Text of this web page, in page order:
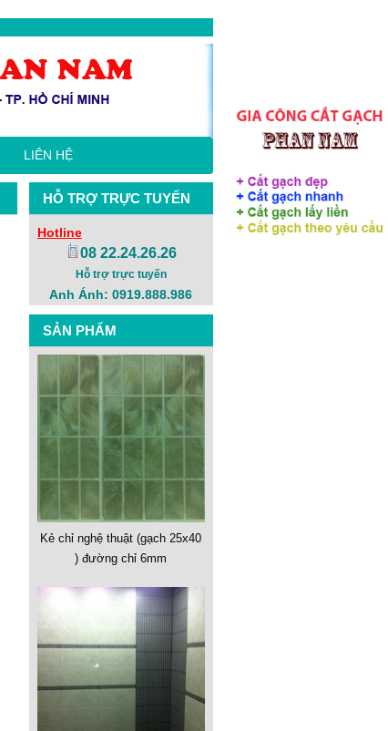
HỖ TRỢ TRỰC TUYẾN
Hotline
08 22.24.26.26
Hỗ trợ trực tuyến
Anh Ánh: 0919.888.986
SẢN PHẨM
Kẻ chỉ nghệ thuật (gạch 25x40
) đường chỉ 6mm
LIÊN HỆ